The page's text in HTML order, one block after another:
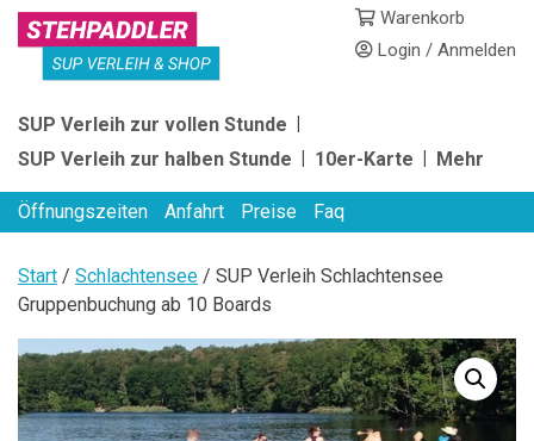
Skip
content
STEHPADDLER
SUP
VERLEIH
Login / Anmelden
Warenkorb
SUP Verleih zur vollen Stunde
SUP Verleih zur halben Stunde
10er-Karte Mehr
Öffnungszeiten Anfahrt Preise Faq
Start / Schlachtensee / SUP Verleih Schlachtensee
Gruppenbuchung ab 10 Boards